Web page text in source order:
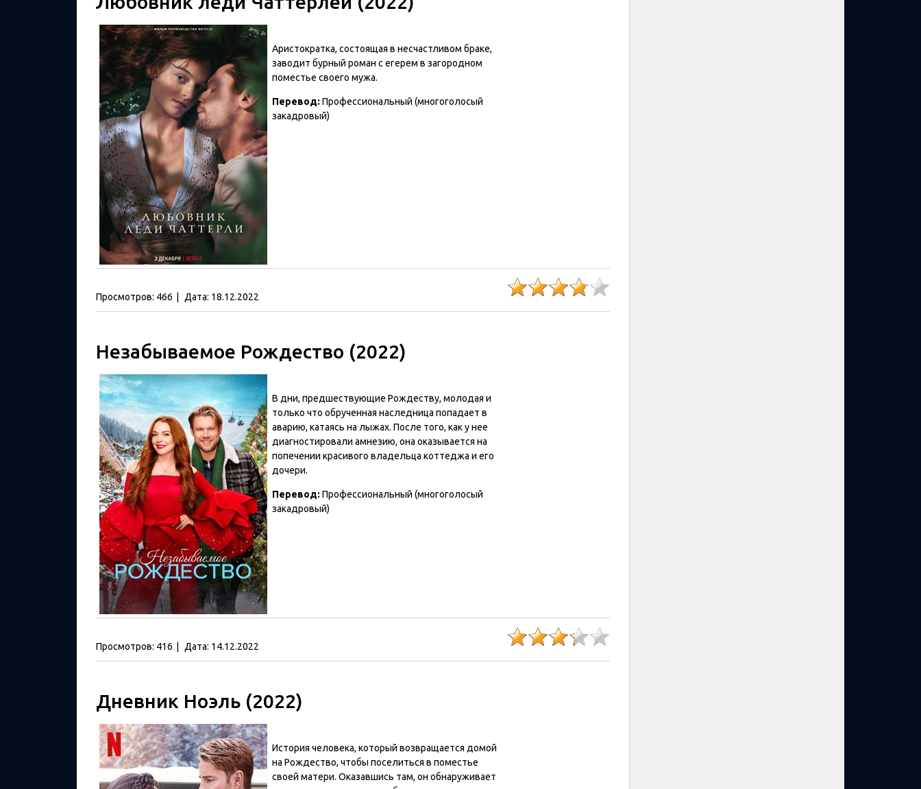
Аристократка, состоящая в несчастливом браке,
заводит бурный роман с егерем в загородном
поместье своего мужа.
Перевод: Профессиональный (многоголосый
закадровый)
Просмотров: 466 Дата: 18.12.2022
Незабываемое Рождество (2022)
В дни, предшествующие Рождеству, молодая и
только что обрученная наследница попадает в
аварию, катаясь на лыжах. После того, как у нее
диагностировали амнезию, она оказывается на
попечении красивого владельца коттеджа и его
дочери.
Перевод: Профессиональный (многоголосый
закадровый)
Просмотров: 416 Дата: 14.12.2022
Дневник Ноэль (2022)
История человека, который возвращается домой
на Рождество, чтобы поселиться в поместье
своей матери. Оказавшись там, он обнаруживает